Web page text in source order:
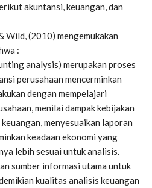
akuntansi, keuangan, dan
Wild, (2010) mengemukakan
:
analysis) merupakan proses
perusahaan mencerminkan
dengan mempelajari
menilai dampak kebijakan
menyesuaikan laporan
keadaan ekonomi yang
lebih sesuai untuk analisis.
sumber informasi utama untuk
kualitas analisis keuangan